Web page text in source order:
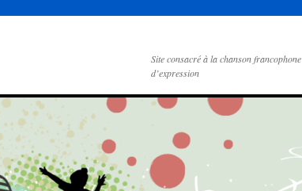
Site consacré à la chanson francophone
d’expression